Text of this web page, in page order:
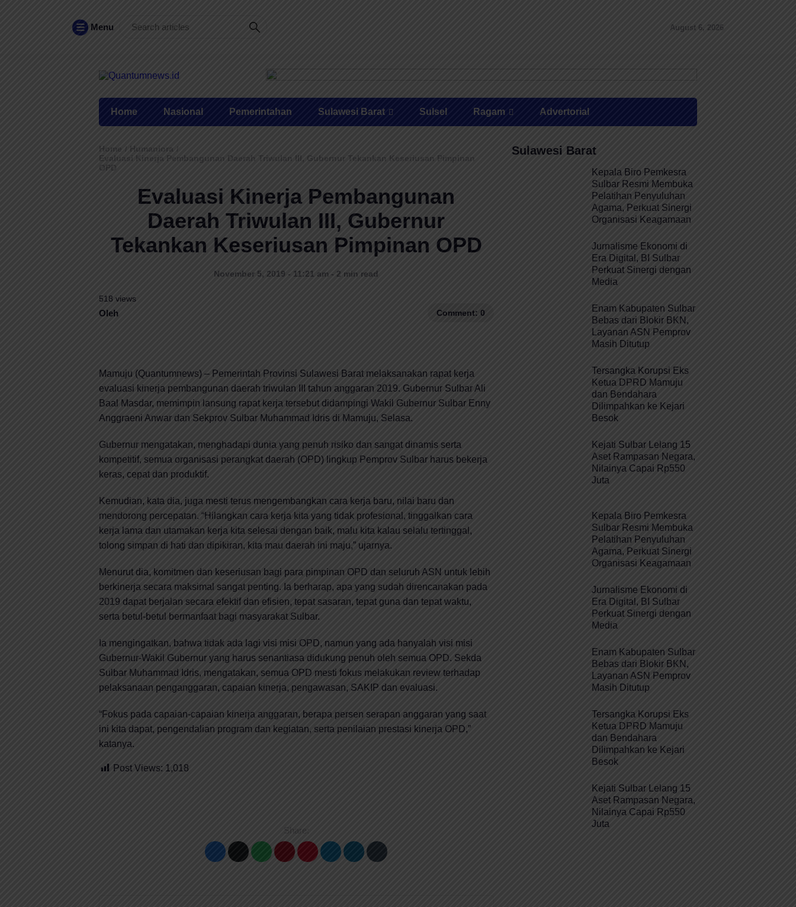
Menu August 6, 2026
Home Nasional Pemerintahan Sulawesi Barat Sulsel Ragam Advertorial
Home / Humaniora /
Evaluasi Kinerja Pembangunan Daerah Triwulan III, Gubernur Tekankan Keseriusan Pimpinan
OPD
Evaluasi Kinerja Pembangunan
Daerah Triwulan III, Gubernur
Tekankan Keseriusan Pimpinan OPD
November 5, 2019 - 11:21 am - 2 min read
518 views
Oleh Comment: 0
Mamuju (Quantumnews) – Pemerintah Provinsi Sulawesi Barat melaksanakan rapat kerja
evaluasi kinerja pembangunan daerah triwulan III tahun anggaran 2019. Gubernur Sulbar Ali
Baal Masdar, memimpin lansung rapat kerja tersebut didampingi Wakil Gubernur Sulbar Enny
Anggraeni Anwar dan Sekprov Sulbar Muhammad Idris di Mamuju, Selasa.
Gubernur mengatakan, menghadapi dunia yang penuh risiko dan sangat dinamis serta
kompetitif, semua organisasi perangkat daerah (OPD) lingkup Pemprov Sulbar harus bekerja
keras, cepat dan produktif.
Kemudian, kata dia, juga mesti terus mengembangkan cara kerja baru, nilai baru dan
mendorong percepatan. “Hilangkan cara kerja kita yang tidak profesional, tinggalkan cara
kerja lama dan utamakan kerja kita selesai dengan baik, malu kita kalau selalu tertinggal,
tolong simpan di hati dan dipikiran, kita mau daerah ini maju,” ujarnya.
Menurut dia, komitmen dan keseriusan bagi para pimpinan OPD dan seluruh ASN untuk lebih
berkinerja secara maksimal sangat penting. Ia berharap, apa yang sudah direncanakan pada
2019 dapat berjalan secara efektif dan efisien, tepat sasaran, tepat guna dan tepat waktu,
serta betul-betul bermanfaat bagi masyarakat Sulbar.
Ia mengingatkan, bahwa tidak ada lagi visi misi OPD, namun yang ada hanyalah visi misi
Gubernur-Wakil Gubernur yang harus senantiasa didukung penuh oleh semua OPD. Sekda
Sulbar Muhammad Idris, mengatakan, semua OPD mesti fokus melakukan review terhadap
pelaksanaan penganggaran, capaian kinerja, pengawasan, SAKIP dan evaluasi.
“Fokus pada capaian-capaian kinerja anggaran, berapa persen serapan anggaran yang saat
ini kita dapat, pengendalian program dan kegiatan, serta penilaian prestasi kinerja OPD,”
katanya.
Post Views: 1,018
Share:
Sulawesi Barat
Kepala Biro Pemkesra
Sulbar Resmi Membuka
Pelatihan Penyuluhan
Agama, Perkuat Sinergi
Organisasi Keagamaan
Jurnalisme Ekonomi di
Era Digital, BI Sulbar
Perkuat Sinergi dengan
Media
Enam Kabupaten Sulbar
Bebas dari Blokir BKN,
Layanan ASN Pemprov
Masih Ditutup
Tersangka Korupsi Eks
Ketua DPRD Mamuju
dan Bendahara
Dilimpahkan ke Kejari
Besok
Kejati Sulbar Lelang 15
Aset Rampasan Negara,
Nilainya Capai Rp550
Juta
Kepala Biro Pemkesra
Sulbar Resmi Membuka
Pelatihan Penyuluhan
Agama, Perkuat Sinergi
Organisasi Keagamaan
Jurnalisme Ekonomi di
Era Digital, BI Sulbar
Perkuat Sinergi dengan
Media
Enam Kabupaten Sulbar
Bebas dari Blokir BKN,
Layanan ASN Pemprov
Masih Ditutup
Tersangka Korupsi Eks
Ketua DPRD Mamuju
dan Bendahara
Dilimpahkan ke Kejari
Besok
Kejati Sulbar Lelang 15
Aset Rampasan Negara,
Nilainya Capai Rp550
Juta